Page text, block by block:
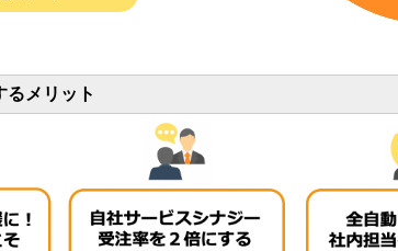
メリット